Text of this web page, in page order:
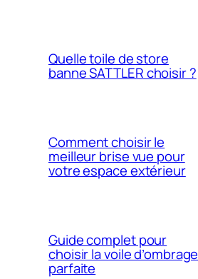
Quelle toile de store
banne SATTLER choisir ?
Comment choisir le
meilleur brise vue pour
votre espace extérieur
Guide complet pour
choisir la voile d’ombrage
parfaite